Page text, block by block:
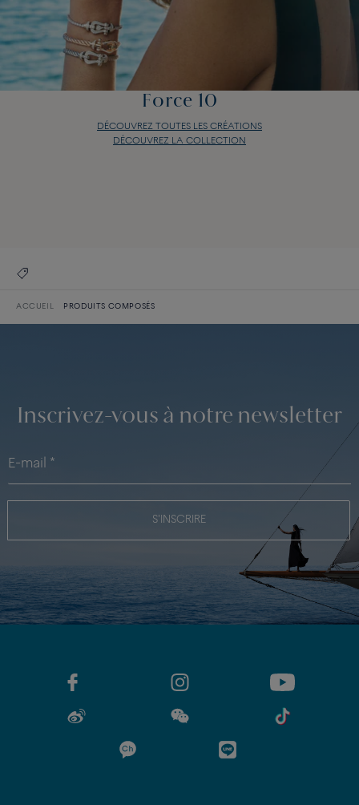
Force 10
DÉCOUVREZ TOUTES LES CRÉATIONS
DÉCOUVREZ LA COLLECTION
ACCUEIL PRODUITS COMPOSÉS
Inscrivez-vous à notre newsletter
S'INSCRIRE